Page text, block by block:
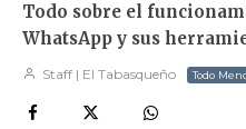
Todo sobre el
WhatsApp y sus
Staff | El Tabasqueño Todo